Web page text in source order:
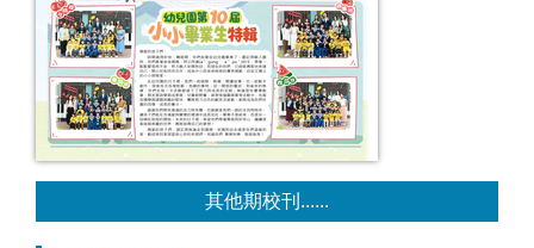
其他期校刊......